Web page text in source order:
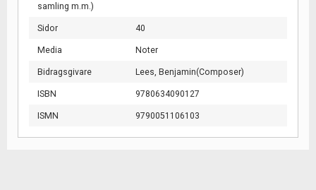
samling m.m.)
Sidor 40
Media Noter
Bidragsgivare Lees, Benjamin(Composer)
ISBN 9780634090127
ISMN 9790051106103